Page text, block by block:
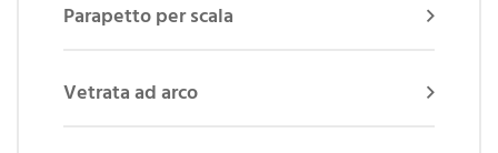
Parapetto per scala
Vetrata ad arco